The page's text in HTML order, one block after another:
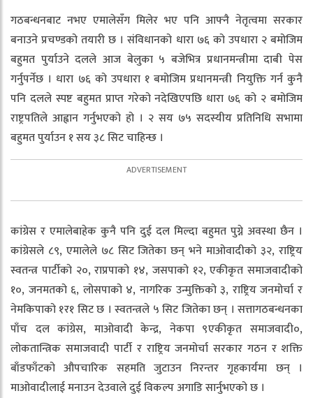
गठबन्धनबाट नभए एमालेसँग मिलेर भए पनि आफ्नै नेतृत्वमा सरकार
बनाउने प्रचण्डको तयारी छ । संविधानको धारा ७६ को उपधारा २ बमोजिम
बहुमत पुर्याउने दलले आज बेलुका ५ बजेभित्र प्रधानमन्त्रीमा दाबी पेस
गर्नुपर्नेछ । धारा ७६ को उपधारा १ बमोजिम प्रधानमन्त्री नियुक्ति गर्न कुनै
पनि दलले स्पष्ट बहुमत प्राप्त गरेको नदेखिएपछि धारा ७६ को २ बमोजिम
राष्ट्रपतिले आह्वान गर्नुभएको हो । २ सय ७५ सदस्यीय प्रतिनिधि सभामा
बहुमत पुर्याउन १ सय ३८ सिट चाहिन्छ ।
कांग्रेस र एमालेबाहेक कुनै पनि दुई दल मिल्दा बहुमत पुग्ने अवस्था छैन ।
कांग्रेसले ८९, एमालेले ७८ सिट जितेका छन् भने माओवादीको ३२, राष्ट्रिय
स्वतन्त्र पार्टीको २०, राप्रपाको १४, जसपाको १२, एकीकृत समाजवादीको
१०, जनमतको ६, लोसपाको ४, नागरिक उन्मुक्तिको ३, राष्ट्रिय जनमोर्चा र
नेमकिपाको १र१ सिट छ । स्वतन्त्रले ५ सिट जितेका छन् । सत्तागठबन्धनका
पाँच दल कांग्रेस, माओवादी केन्द्र, नेकपा ९एकीकृत समाजवादी०,
लोकतान्त्रिक समाजवादी पार्टी र राष्ट्रिय जनमोर्चा सरकार गठन र शक्ति
बाँडफाँटको औपचारिक सहमति जुटाउन निरन्तर गृहकार्यमा छन् ।
माओवादीलाई मनाउन देउवाले दुई विकल्प अगाडि सार्नुभएको छ ।